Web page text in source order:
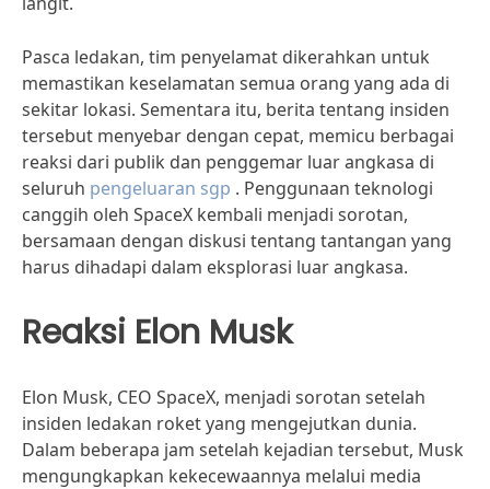
Pasca ledakan, tim penyelamat dikerahkan untuk
memastikan keselamatan semua orang yang ada di
sekitar lokasi. Sementara itu, berita tentang insiden
tersebut menyebar dengan cepat, memicu berbagai
reaksi dari publik dan penggemar luar angkasa di
seluruh pengeluaran sgp . Penggunaan teknologi
canggih oleh SpaceX kembali menjadi sorotan,
bersamaan dengan diskusi tentang tantangan yang
harus dihadapi dalam eksplorasi luar angkasa.
Reaksi Elon Musk
Elon Musk, CEO SpaceX, menjadi sorotan setelah
insiden ledakan roket yang mengejutkan dunia.
Dalam beberapa jam setelah kejadian tersebut, Musk
mengungkapkan kekecewaannya melalui media